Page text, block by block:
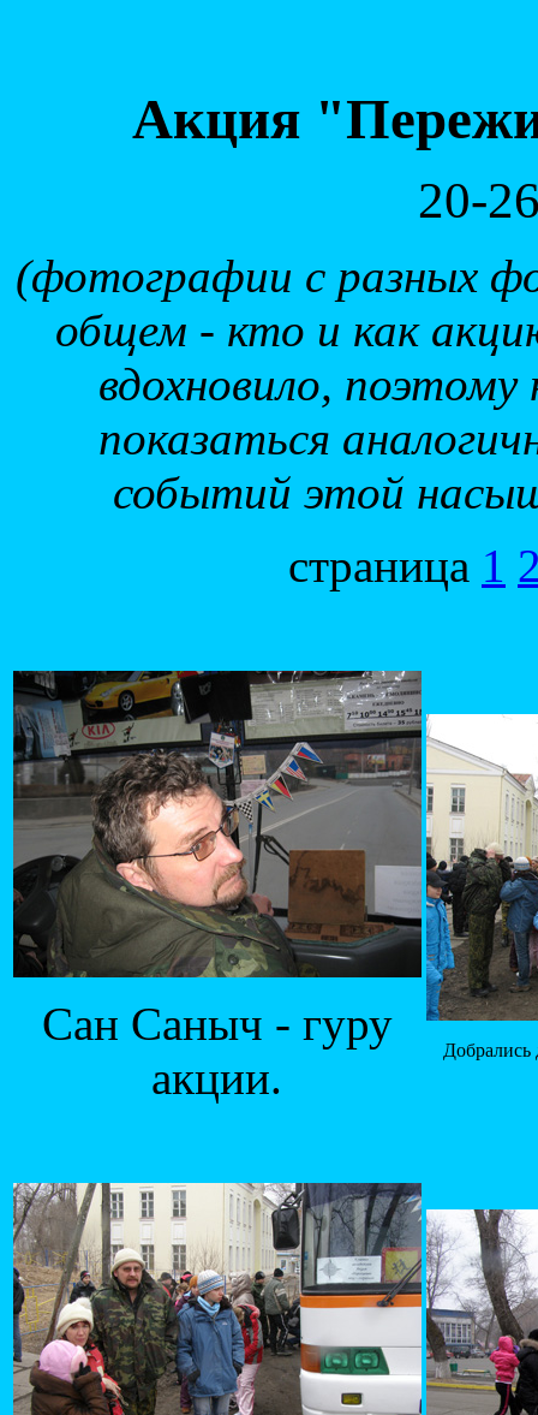
Акция
20-
(фотографии с разных
общем - кто и как
вдохновило,
показаться
событий этой
страница 1
Сан Саныч - гуру
акции.
Добрались